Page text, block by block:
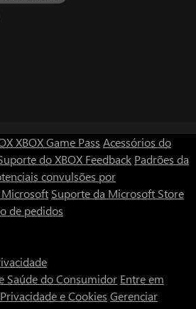
XBOX Game Pass Acessórios do
do XBOX Feedback Padrões da
convulsões por
Suporte da Microsoft Store
de pedidos
Saúde do Consumidor Entre em
Privacidade e Cookies Gerenciar